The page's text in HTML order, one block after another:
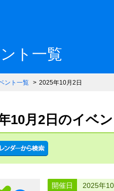
団法人石川
ト一覧
ント一覧 2025年10月2日
10月2日のイベ
開催日 2025年